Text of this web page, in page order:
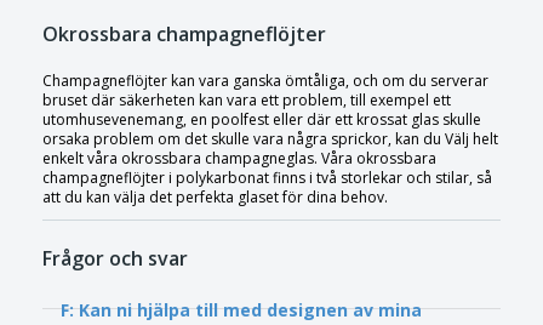
Okrossbara champagneflöjter
Champagneflöjter kan vara ganska ömtåliga, och om du serverar
bruset där säkerheten kan vara ett problem, till exempel ett
utomhusevenemang, en poolfest eller där ett krossat glas skulle
orsaka problem om det skulle vara några sprickor, kan du Välj helt
enkelt våra okrossbara champagneglas. Våra okrossbara
champagneflöjter i polykarbonat finns i två storlekar och stilar, så
att du kan välja det perfekta glaset för dina behov.
Frågor och svar
F: Kan ni hjälpa till med designen av mina